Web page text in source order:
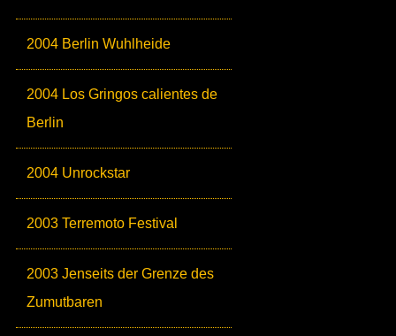
2004 Berlin Wuhlheide
2004 Los Gringos calientes de
Berlin
2004 Unrockstar
2003 Terremoto Festival
2003 Jenseits der Grenze des
Zumutbaren